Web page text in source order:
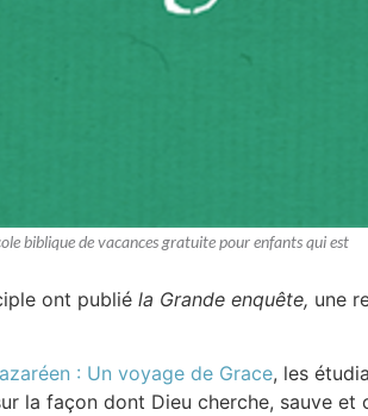
biblique de vacances gratuite pour enfants qui est
ont publié la Grande enquête, une
: Un voyage de Grace, les
la façon dont Dieu cherche, sauve